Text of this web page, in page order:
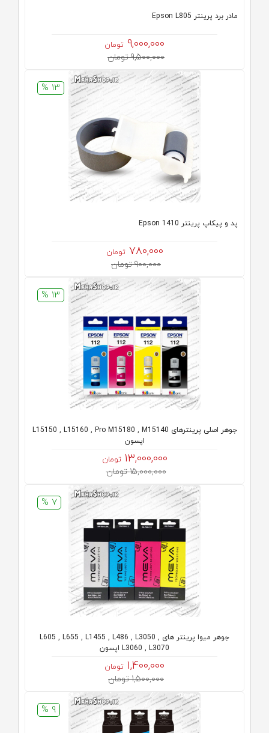
مادر برد پرینتر Epson L805
9,000,000 تومان
9,500,000 تومان
13 %
پد و پیکاپ پرینتر 1410 Epson
780,000 تومان
900,000 تومان
13 %
جوهر اصلی پرینترهای L15150 , L15160 , Pro M15180 , M15140
اپسون
13,000,000 تومان
15,000,000 تومان
7 %
جوهر میوا پرینتر های L605 , L655 , L1455 , L486 , L3050 ,
L3060 , L3070 اپسون
1,400,000 تومان
1,500,000 تومان
9 %